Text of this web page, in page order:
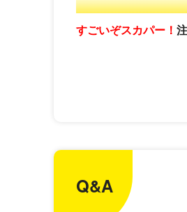
すごいぞスカパー！
Q&A